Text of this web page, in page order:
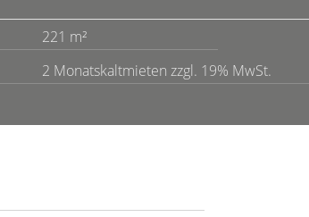
221 m²
2 Monatskaltmieten zzgl. 19% MwSt.